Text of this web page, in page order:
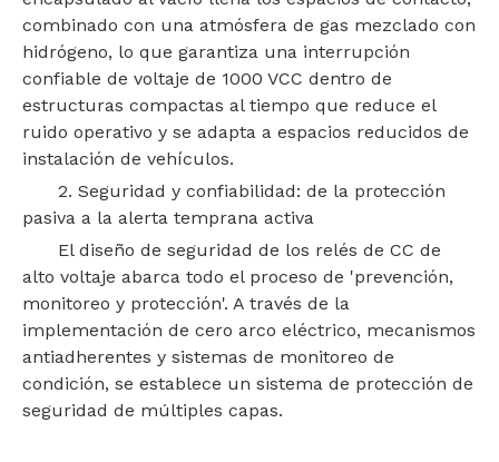
combinado con una atmósfera de gas mezclado con
hidrógeno, lo que garantiza una interrupción
confiable de voltaje de 1000 VCC dentro de
estructuras compactas al tiempo que reduce el
ruido operativo y se adapta a espacios reducidos de
instalación de vehículos.
2. Seguridad y confiabilidad: de la protección
pasiva a la alerta temprana activa
El diseño de seguridad de los relés de CC de
alto voltaje abarca todo el proceso de 'prevención,
monitoreo y protección'. A través de la
implementación de cero arco eléctrico, mecanismos
antiadherentes y sistemas de monitoreo de
condición, se establece un sistema de protección de
seguridad de múltiples capas.